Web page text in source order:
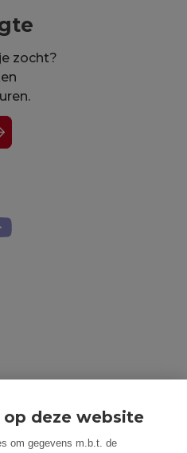
zocht?
BTW: BE0634994563 -
deze website
om gegevens m.b.t. de